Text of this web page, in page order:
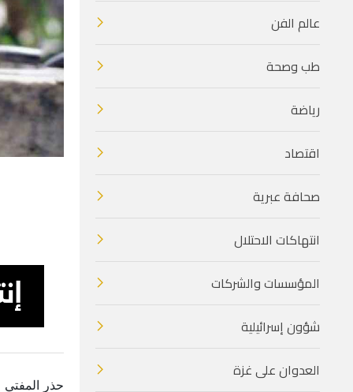
حذر
عالم الفن
طب وصحة
رياضة
اقتصاد
صحافة عبرية
انتهاكات الاحتلال
المؤسسات والشركات
شؤون إسرائيلية
العدوان على غزة